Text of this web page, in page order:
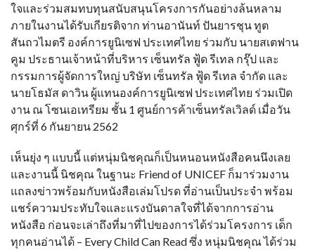
ใจและร่วมสมทบทุนสนับสนุนโครงการกันอย่างล้นหลาม
ภายในงานได้รับเกียรติจาก ท่านอานันท์ ปันยารชุน ทูต
สันถวไมตรี องค์การยูนิเซฟ ประเทศไทย ร่วมกับ นายสเตฟาน
คูม ประธานเจ้าหน้าที่บริหาร เซ็นทรัล ฟู้ด รีเทล กรุ๊ป และ
กรรมการผู้จัดการใหญ่ บริษัท เซ็นทรัล ฟู้ด รีเทล จำกัด และ
นายโธมัส ดาวิน ผู้แทนองค์การยูนิเซฟ ประเทศไทย ร่วมเปิด
งาน ณ โซนเอเทรียม ชั้น 1 ศูนย์การค้าเซ็นทรัลเวิลด์ เมื่อวัน
ศุกร์ที่ 6 กันยายน 2562
เห็นยุ่ง ๆ แบบนี้ แต่หนุ่มนิชคุณก็เป็นหนอนหนังสือคนนึงเลย
และงานนี้ นิชคุณ ในฐานะ Friend of UNICEF ก็มาร่วมงาน
แถลงข่าวพร้อมกับหนังสือเล่มโปรด ที่อ่านเป็นประจำ พร้อม
แชร์ความประทับใจและแรงบันดาลใจที่ได้จากการอ่าน
หนังสือ ก่อนจะเล่าถึงที่มาที่ไปของการได้ร่วมโครงการ เด็ก
ทุกคนอ่านได้ – Every Child Can Read ซึ่ง หนุ่มนิชคุณ ได้ร่วม